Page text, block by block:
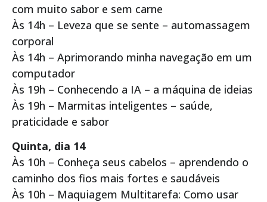
com muito sabor e sem carne
Às 14h – Leveza que se sente – automassagem
corporal
Às 14h – Aprimorando minha navegação em um
computador
Às 19h – Conhecendo a IA – a máquina de ideias
Às 19h – Marmitas inteligentes – saúde,
praticidade e sabor
Quinta, dia 14
Às 10h – Conheça seus cabelos – aprendendo o
caminho dos fios mais fortes e saudáveis
Às 10h – Maquiagem Multitarefa: Como usar